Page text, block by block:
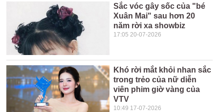
Sắc vóc gây sốc của "bé
Xuân Mai" sau hơn 20
năm rời xa showbiz
17:05 20-07-2026
Khó rời mắt khỏi nhan sắc
trong trẻo của nữ diễn
viên phim giờ vàng của
VTV
10:49 17-07-2026